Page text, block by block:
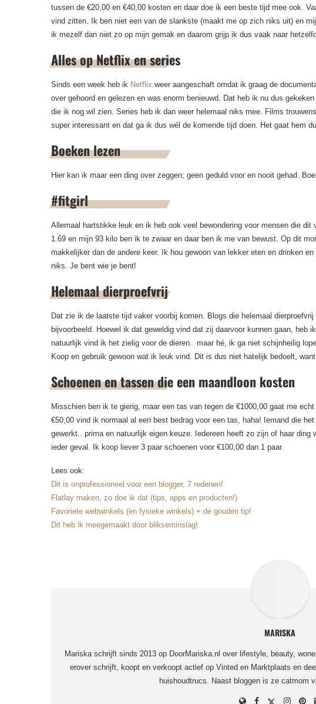
tussen de €20,00 en €40,00 kosten en daar doe ik een beste tijd mee ook.
vind zitten. Ik ben niet een van de slankste (maakt me op zich niks uit) en
ik mezelf dan niet zo op mijn gemak en daarom grijp ik dus vaak naar
Alles op Netflix en series
Sinds een week heb ik Netflix weer aangeschaft omdat ik graag de
over gehoord en gelezen en was enorm benieuwd. Dat heb ik nu dus
die ik nog wil zien. Series heb ik dan weer helemaal niks mee. Films
super interessant en dat ga ik dus wél de komende tijd doen. Het gaat hem
Boeken lezen
Hier kan ik maar een ding over zeggen; geen geduld voor en nooit gehad.
#fitgirl
Allemaal hartstikke leuk en ik heb ook veel bewondering voor mensen die
1.69 en mijn 93 kilo ben ik te zwaar en daar ben ik me van bewust. Op dit
makkelijker dan de andere keer. Ik hou gewoon van lekker eten en drinken
niks. Je bent wie je bent!
Helemaal dierproefvrij
Dat zie ik de laatste tijd vaker voorbij komen. Blogs die helemaal
bijvoorbeeld. Hoewel ik dat geweldig vind dat zij daarvoor kunnen gaan, heb
natuurlijk vind ik het zielig voor de dieren.. maar hé, ik ga niet schijnheilig
Koop en gebruik gewoon wat ik leuk vind. Dit is dus niet hatelijk bedoelt,
Schoenen en tassen die een maandloon kosten
Misschien ben ik te gierig, maar een tas van tegen de €1000,00 gaat me
€50,00 vind ik normaal al een best bedrag voor een tas, haha! Iemand die
gewerkt.. prima en natuurlijk eigen keuze. Iedereen heeft zo zijn of haar
ieder geval. Ik koop liever 3 paar schoenen voor €100,00 dan 1 paar.
Lees ook:
Dit is onprofessioneel voor een blogger, 7 redenen!
Flatlay maken, zo doe ik dat (tips, apps en producten!)
Favoriete webwinkels (en fysieke winkels) + de gouden tip!
Dit heb ik meegemaakt door blikseminslag!
MARISKA
Mariska schrijft sinds 2013 op DoorMariska.nl over lifestyle, beauty,
erover schrijft, koopt en verkoopt actief op Vinted en Marktplaats en
huishoudtrucs. Naast bloggen is ze catmom